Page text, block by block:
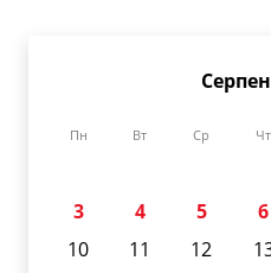
Пн Вт Ср Чт
3
4 5 6
10
11 12